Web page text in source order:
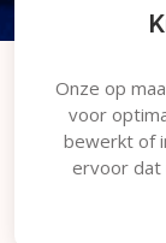
Onze op
voor
bewerkt of
ervoor dat